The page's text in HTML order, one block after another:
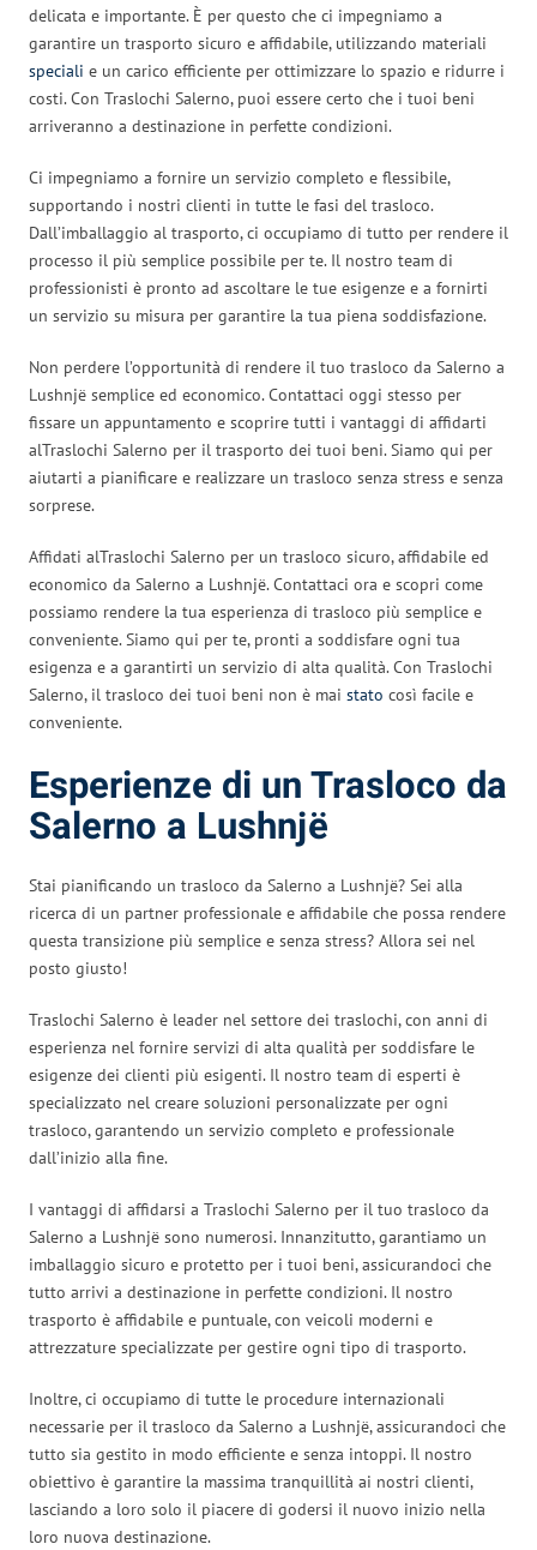
delicata e importante. È per questo che ci impegniamo a
garantire un trasporto sicuro e affidabile, utilizzando materiali
speciali e un carico efficiente per ottimizzare lo spazio e ridurre i
costi. Con Traslochi Salerno, puoi essere certo che i tuoi beni
arriveranno a destinazione in perfette condizioni.
Ci impegniamo a fornire un servizio completo e flessibile,
supportando i nostri clienti in tutte le fasi del trasloco.
Dall’imballaggio al trasporto, ci occupiamo di tutto per rendere il
processo il più semplice possibile per te. Il nostro team di
professionisti è pronto ad ascoltare le tue esigenze e a fornirti
un servizio su misura per garantire la tua piena soddisfazione.
Non perdere l’opportunità di rendere il tuo trasloco da Salerno a
Lushnjë semplice ed economico. Contattaci oggi stesso per
fissare un appuntamento e scoprire tutti i vantaggi di affidarti
alTraslochi Salerno per il trasporto dei tuoi beni. Siamo qui per
aiutarti a pianificare e realizzare un trasloco senza stress e senza
sorprese.
Affidati alTraslochi Salerno per un trasloco sicuro, affidabile ed
economico da Salerno a Lushnjë. Contattaci ora e scopri come
possiamo rendere la tua esperienza di trasloco più semplice e
conveniente. Siamo qui per te, pronti a soddisfare ogni tua
esigenza e a garantirti un servizio di alta qualità. Con Traslochi
Salerno, il trasloco dei tuoi beni non è mai stato così facile e
conveniente.
Esperienze di un Trasloco da
Salerno a Lushnjë
Stai pianificando un trasloco da Salerno a Lushnjë? Sei alla
ricerca di un partner professionale e affidabile che possa rendere
questa transizione più semplice e senza stress? Allora sei nel
posto giusto!
Traslochi Salerno è leader nel settore dei traslochi, con anni di
esperienza nel fornire servizi di alta qualità per soddisfare le
esigenze dei clienti più esigenti. Il nostro team di esperti è
specializzato nel creare soluzioni personalizzate per ogni
trasloco, garantendo un servizio completo e professionale
dall’inizio alla fine.
I vantaggi di affidarsi a Traslochi Salerno per il tuo trasloco da
Salerno a Lushnjë sono numerosi. Innanzitutto, garantiamo un
imballaggio sicuro e protetto per i tuoi beni, assicurandoci che
tutto arrivi a destinazione in perfette condizioni. Il nostro
trasporto è affidabile e puntuale, con veicoli moderni e
attrezzature specializzate per gestire ogni tipo di trasporto.
Inoltre, ci occupiamo di tutte le procedure internazionali
necessarie per il trasloco da Salerno a Lushnjë, assicurandoci che
tutto sia gestito in modo efficiente e senza intoppi. Il nostro
obiettivo è garantire la massima tranquillità ai nostri clienti,
lasciando a loro solo il piacere di godersi il nuovo inizio nella
loro nuova destinazione.